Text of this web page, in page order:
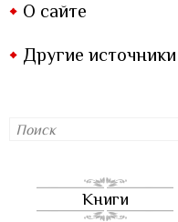
О сайте
Другие источники
Книги